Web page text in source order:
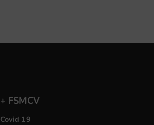
+ FSMCV
Covid 19